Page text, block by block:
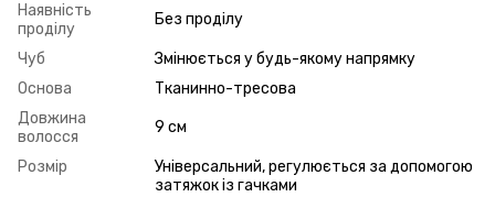
Наявність
проділу
Без проділу
Чуб
Змінюється у будь-якому напрямку
Основа
Тканинно-тресова
Довжина
волосся
9 см
Розмір
Універсальний, регулюється за допомогою
затяжок із гачками